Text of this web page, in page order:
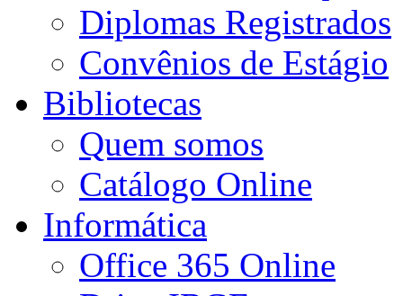
Diplomas Registrados
Convênios de Estágio
Bibliotecas
Quem somos
Catálogo Online
Informática
Office 365 Online